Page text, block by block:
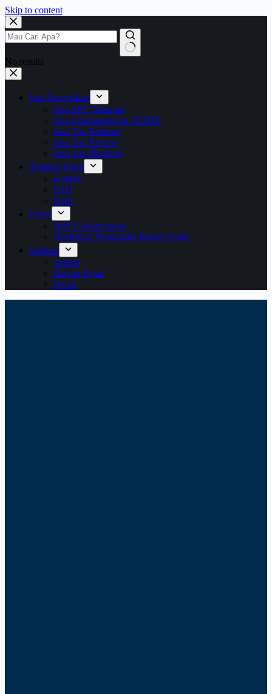
Skip to content
No results
Jasa Perpajakan
Jasa SPT Tahunan
Jasa Pendampingan SP2DK
Jasa Tax Retainer
Jasa Tax Review
Jasa Tax Planning
Tentang Kami
Kontak
FAQ
Karir
Event
BBF Collaboration
Workshop Pengusaha Paham Pajak
Sumber
Artikel
Belajar Pajak
Berita